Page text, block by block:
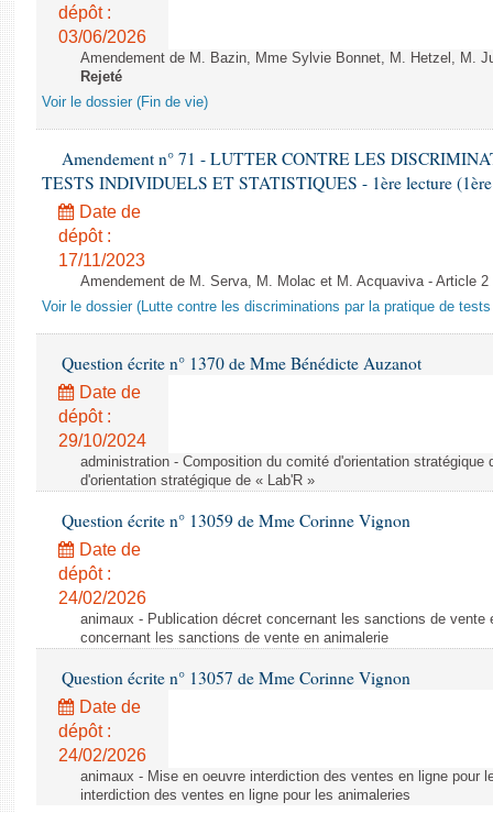
dépôt :
03/06/2026
Amendement de M. Bazin, Mme Sylvie Bonnet, M. Hetzel, M.
Rejeté
Voir le dossier (Fin de vie)
Amendement n° 71 - LUTTER CONTRE LES
TESTS INDIVIDUELS ET STATISTIQUES - 1ère lecture (1ère
Date de
dépôt :
17/11/2023
Amendement de M. Serva, M. Molac et M. Acquaviva - Article
Voir le dossier (Lutte contre les discriminations par la pratique de
Question écrite n° 1370 de Mme Bénédicte Auzanot
Date de
dépôt :
29/10/2024
administration - Composition du comité d'orientation stratégique
d'orientation stratégique de « Lab'R »
Question écrite n° 13059 de Mme Corinne Vignon
Date de
dépôt :
24/02/2026
animaux - Publication décret concernant les sanctions de vente
concernant les sanctions de vente en animalerie
Question écrite n° 13057 de Mme Corinne Vignon
Date de
dépôt :
24/02/2026
animaux - Mise en oeuvre interdiction des ventes en ligne pour
interdiction des ventes en ligne pour les animaleries